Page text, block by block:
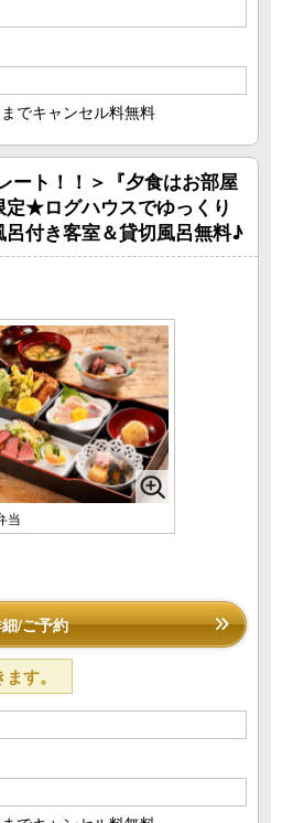
でキャンセル料無料
ート！！＞『夕食はお部屋
★ログハウスでゆっくり
付き客室＆貸切風呂無料♪
当
/ご予約
す。